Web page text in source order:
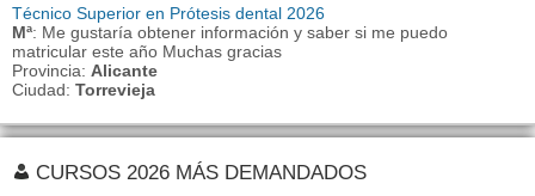
Técnico Superior en Prótesis dental 2026
Mª: Me gustaría obtener información y saber si me puedo
matricular este año Muchas gracias
Provincia: Alicante
Ciudad: Torrevieja
CURSOS 2026 MÁS DEMANDADOS